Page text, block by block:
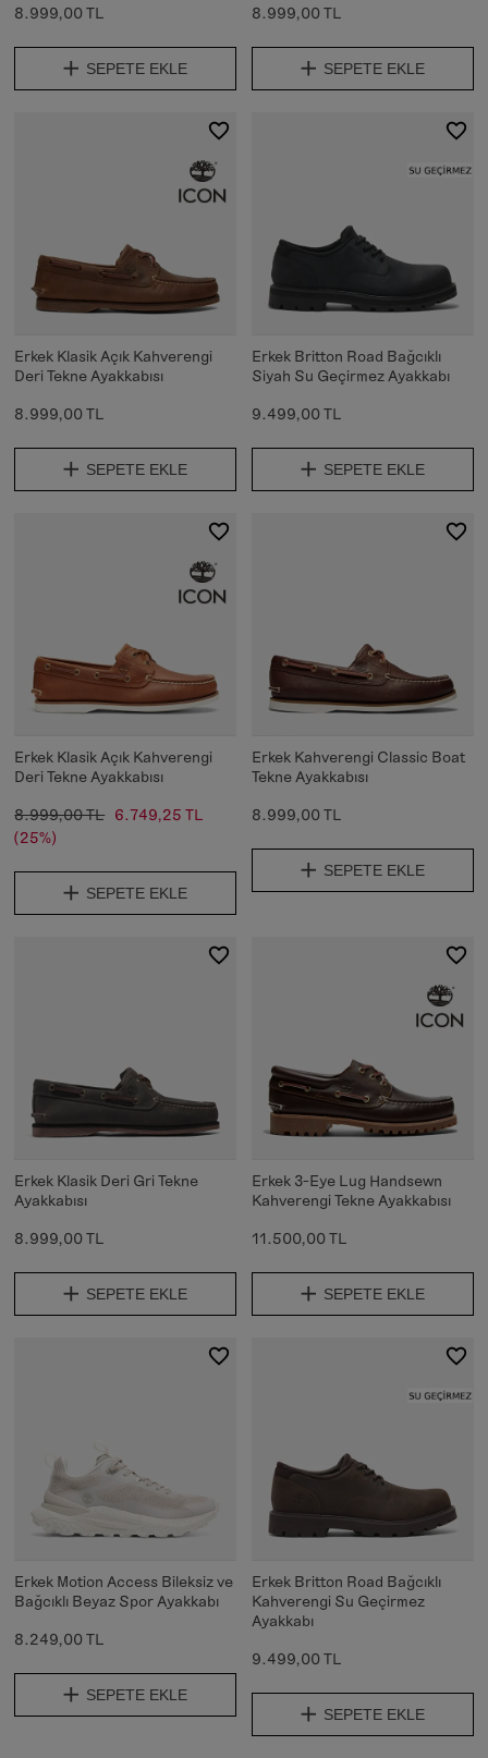
8.999,00 TL
SEPETE EKLE
8.999,00 TL
SEPETE EKLE
Erkek Klasik Açık Kahverengi
Deri Tekne Ayakkabısı
8.999,00 TL
SEPETE EKLE
Erkek Britton Road Bağcıklı
Siyah Su Geçirmez Ayakkabı
9.499,00 TL
SEPETE EKLE
Erkek Klasik Açık Kahverengi
Deri Tekne Ayakkabısı
8.999,00 TL 6.749,25 TL
(25%)
SEPETE EKLE
Erkek Kahverengi Classic Boat
Tekne Ayakkabısı
8.999,00 TL
SEPETE EKLE
Erkek Klasik Deri Gri Tekne
Ayakkabısı
8.999,00 TL
SEPETE EKLE
Erkek 3-Eye Lug Handsewn
Kahverengi Tekne Ayakkabısı
11.500,00 TL
SEPETE EKLE
Erkek Motion Access Bileksiz ve
Bağcıklı Beyaz Spor Ayakkabı
8.249,00 TL
SEPETE EKLE
Erkek Britton Road Bağcıklı
Kahverengi Su Geçirmez
Ayakkabı
9.499,00 TL
SEPETE EKLE